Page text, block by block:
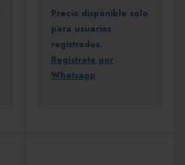
Precio disponible solo
para usuarios
registrados.
Regístrate por
Whatsapp